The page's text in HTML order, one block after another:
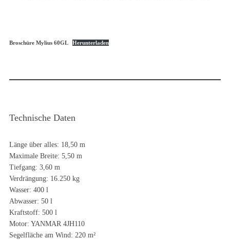
Broschüre Mylius 60GL Herunterladen
Technische Daten
Länge über alles: 18,50 m
Maximale Breite: 5,50 m
Tiefgang: 3,60 m
Verdrängung: 16.250 kg
Wasser: 400 l
Abwasser: 50 l
Kraftstoff: 500 l
Motor: YANMAR 4JH110
Segelfläche am Wind: 220 m²